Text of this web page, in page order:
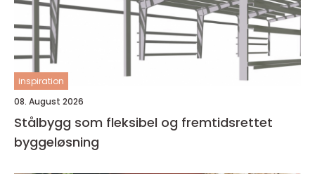
inspiration
08. August 2026
Stålbygg som fleksibel og fremtidsrettet
byggeløsning